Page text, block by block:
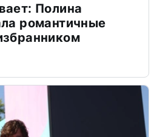
Полина
романтичные